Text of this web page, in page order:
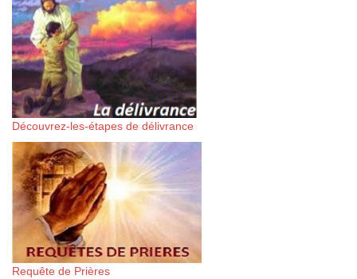
Découvrez-les-étapes de délivrance
Requête de Prières